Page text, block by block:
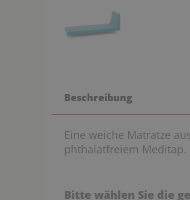
Beschreibung
Eine weiche Matratze
phthalatfreiem Meditap.
Bitte wählen Sie die